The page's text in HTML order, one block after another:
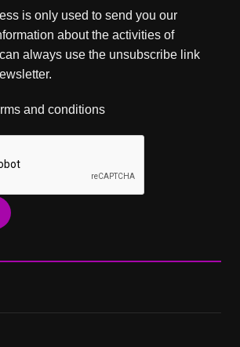
is only used to send you our
about the activities of
always use the unsubscribe link
and conditions